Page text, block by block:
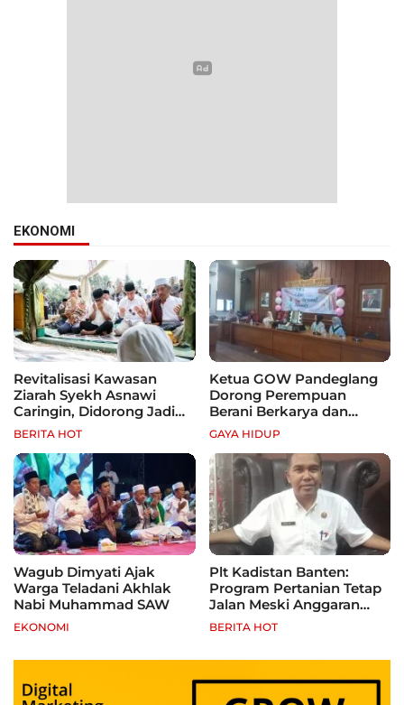
EKONOMI
Revitalisasi Kawasan
Ziarah Syekh Asnawi
Caringin, Didorong Jadi
Wisata Religi dan
Penggerak Ekonomi
Warga
BERITA HOT
Ketua GOW Pandeglang
Dorong Perempuan
Berani Berkarya dan
Mandiri
GAYA HIDUP
Wagub Dimyati Ajak
Warga Teladani Akhlak
Nabi Muhammad SAW
EKONOMI
Plt Kadistan Banten:
Program Pertanian Tetap
Jalan Meski Anggaran
Terbatas, Fokus Jagung
hingga Tebu
BERITA HOT